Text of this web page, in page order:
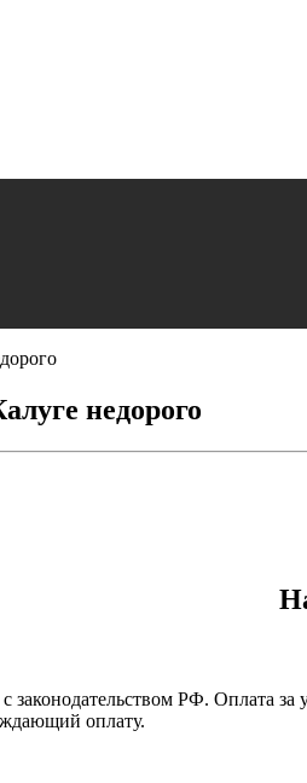
недорого
законодательством РФ. Оплата
оплату.